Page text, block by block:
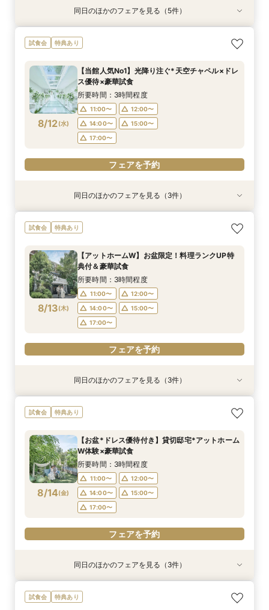
特典あり 動画あり
8/11(火 )
【10名～貸切可】絶品フレンチ試食付*挙式×会
食プラン相談フェア
9:00〜
9:30〜
14:30〜
18:00〜
フェアを予約
特典あり
8/11(火 )
迷ったらこちら『徹底比較*2件目以降の方にオ
ススメ』見積もり相談会
9:00〜
14:30〜
14:45〜
18:00〜
フェアを予約
特典あり
8/11(火 )
【90分∼OK】〈2件目見学も◎〉豪華特典付*ク
イック相談会
9:00〜
14:30〜
14:45〜
18:00〜
フェアを予約
特典あり
8/11(火 )
【ペット婚に◎】大切なワンちゃんも一緒！貸切
会場で叶えよう
9:00〜
14:30〜
14:45〜
18:00〜
フェアを予約
特典あり
8/11(火 )
初見学でも安心◎「即決なし」アップ額が少ない
新プラン×試食付
9:00〜
14:30〜
14:45〜
18:00〜
フェアを予約
同日のほかのフェアを見る（5件）
試食会 特典あり
8/12(水)
【当館人気No1】光降り注ぐ*天空チャペル×ドレ
ス優待×豪華試食
所要時間：3時間程度
11:00〜
12:00〜
14:00〜
15:00〜
17:00〜
フェアを予約
特典あり
8/12(水)
【10名～貸切可】絶品フレンチ試食付*挙式×会
食プラン相談フェア
11:00〜
14:00〜
15:00〜
17:00〜
フェアを予約
特典あり
8/12(水)
初見学でも安心◎「即決なし」アップ額が少ない
新プラン×試食付
11:00〜
14:00〜
15:00〜
17:00〜
フェアを予約
8/12(水)
【90分～OK】〈2件目見学も◎〉豪華特典付*ク
イック相談会
11:00〜
14:00〜
15:00〜
17:00〜
フェアを予約
同日のほかのフェアを見る（3件）
試食会 特典あり
8/13(木)
【アットホームW】お盆限定！料理ランクUP特
典付＆豪華試食
所要時間：3時間程度
11:00〜
12:00〜
14:00〜
15:00〜
17:00〜
フェアを予約
特典あり
8/13(木)
【10名～貸切可】絶品フレンチ試食付*挙式×会
食プラン相談フェア
11:00〜
12:00〜
14:00〜
15:00〜
17:00〜
フェアを予約
特典あり
8/13(木)
初見学でも安心◎「即決なし」アップ額が少ない
新プラン×試食付
11:00〜
12:00〜
14:00〜
15:00〜
17:00〜
フェアを予約
8/13(木)
【90分～OK】〈2件目見学も◎〉豪華特典付*ク
イック相談会
11:00〜
12:00〜
14:00〜
15:00〜
17:00〜
フェアを予約
同日のほかのフェアを見る（3件）
試食会 特典あり
8/14(金)
【お盆*ドレス優待付き】貸切邸宅*アットホーム
W体験×豪華試食
所要時間：3時間程度
11:00〜
12:00〜
14:00〜
15:00〜
17:00〜
フェアを予約
特典あり
【10名～貸切可】絶品フレンチ試食付*挙式×会
食プラン相談フェア
特典あり
初見学でも安心◎「即決なし」アップ額が少ない
新プラン×試食付
【90分～OK】〈2件目見学も◎〉豪華特典付*ク
イック相談会
同日のほかのフェアを見る（3件）
試食会 特典あり